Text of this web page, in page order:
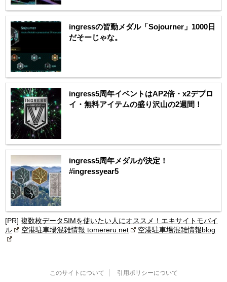
ingressの皆勤メダル「Sojourner」1000日
だそーじゃな。
ingress5周年イベントはAP2倍・x2デプロ
イ・無料アイテムの盛り沢山の2週間！
ingress5周年メダルが決定！
#ingressyear5
[PR] 複数枚データSIMを使いたい人にオススメ！エキサイトモバイ
ル
空港駐車場混雑情報 tomereru.net 空港駐車場混雑情報blog
このサイトについて 引用ポリシーについて